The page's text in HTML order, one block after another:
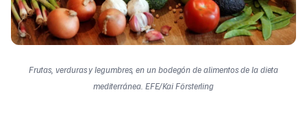
Frutas, verduras y legumbres, en un bodegón de alimentos de la dieta
mediterránea. EFE/Kai Försterling